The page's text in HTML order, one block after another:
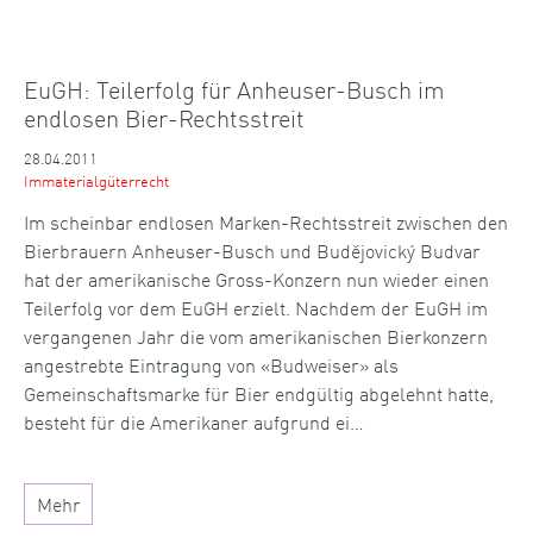
EuGH: Teilerfolg für Anheuser-Busch im
endlosen Bier-Rechtsstreit
28.04.2011
Immaterialgüterrecht
Im scheinbar endlosen Marken-Rechtsstreit zwischen den
Bierbrauern Anheuser-Busch und Budějovický Budvar
hat der amerikanische Gross-Konzern nun wieder einen
Teilerfolg vor dem EuGH erzielt. Nachdem der EuGH im
vergangenen Jahr die vom amerikanischen Bierkonzern
angestrebte Eintragung von «Budweiser» als
Gemeinschaftsmarke für Bier endgültig abgelehnt hatte,
besteht für die Amerikaner aufgrund ei…
Mehr